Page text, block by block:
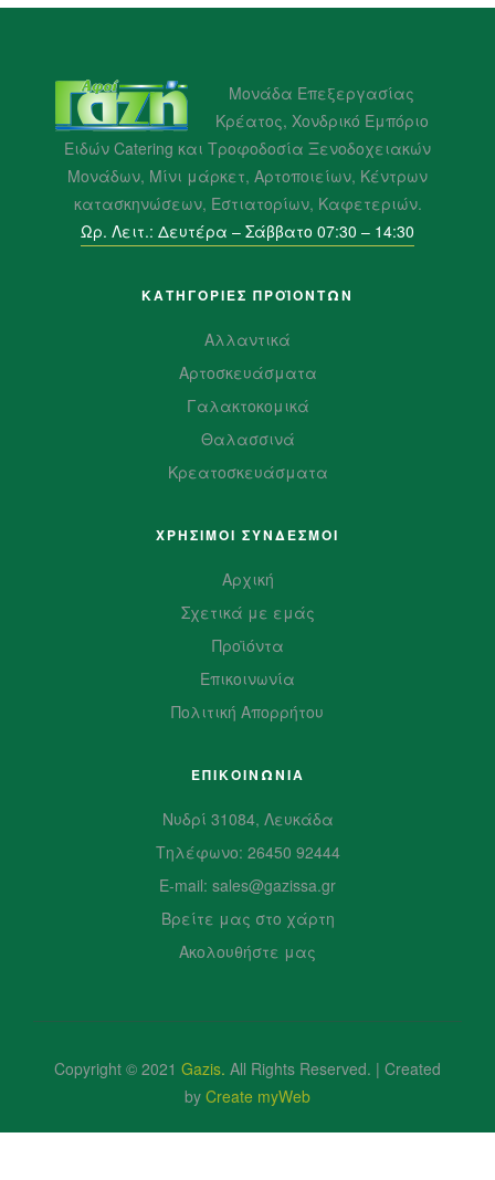
Μονάδα Επεξεργασίας
Κρέατος, Χονδρικό Εμπόριο
Ειδών Catering και Τροφοδοσία Ξενοδοχειακών
Μονάδων, Μίνι μάρκετ, Αρτοποιείων, Κέντρων
κατασκηνώσεων, Εστιατορίων, Καφετεριών.
Ωρ. Λειτ.: Δευτέρα – Σάββατο 07:30 – 14:30
ΚΑΤΗΓΟΡΙΕΣ ΠΡΟΪΌΝΤΩΝ
Αλλαντικά
Αρτοσκευάσματα
Γαλακτοκομικά
Θαλασσινά
Κρεατοσκευάσματα
ΧΡΗΣΙΜΟΙ ΣΥΝΔΕΣΜΟΙ
Αρχική
Σχετικά με εμάς
Προϊόντα
Επικοινωνία
Πολιτική Απορρήτου
ΕΠΙΚΟΙΝΩΝΙΑ
Νυδρί 31084, Λευκάδα
Τηλέφωνο: 26450 92444
E-mail: sales@gazissa.gr
Βρείτε μας στο χάρτη
Ακολουθήστε μας
Copyright © 2021 Gazis. All Rights Reserved. | Created
by Create myWeb